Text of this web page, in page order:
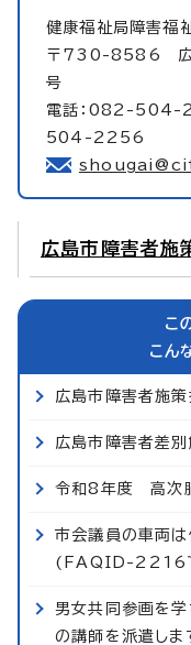
健康福祉局障害福
〒730-8586 広
号
電話：082-504-
504-2256
広島市障害者施
こ
こん
広島市障害者施
広島市障害者差
令和8年度 高次
市会議員の車両は
(FAQID-
男女共同参画を
の講師を派遣しま